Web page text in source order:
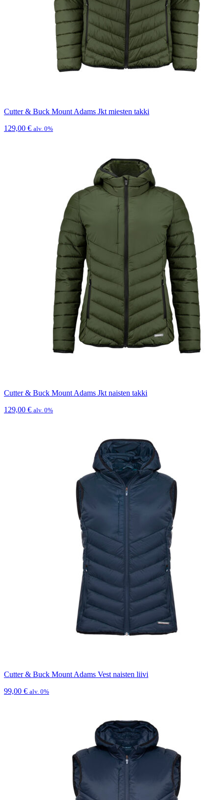
Cutter & Buck Mount Adams Jkt miesten takki
129,00 € alv. 0%
Cutter & Buck Mount Adams Jkt naisten takki
129,00 € alv. 0%
Cutter & Buck Mount Adams Vest naisten liivi
99,00 € alv. 0%